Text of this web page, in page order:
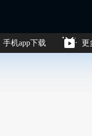
手机app下载 更